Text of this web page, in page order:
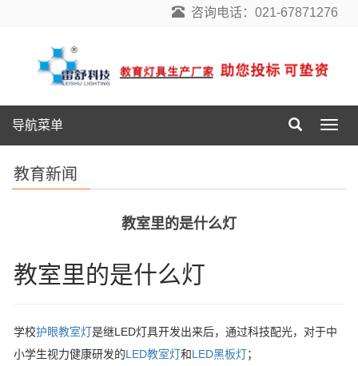
咨询电话：021-67871276
导
航
导航菜单
教育新闻
教室里的是什么灯
教室里的是什么灯
学校护眼教室灯是继LED灯具开发出来后，通过科技配光，对于中
小学生视力健康研发的LED教室灯和LED黑板灯；